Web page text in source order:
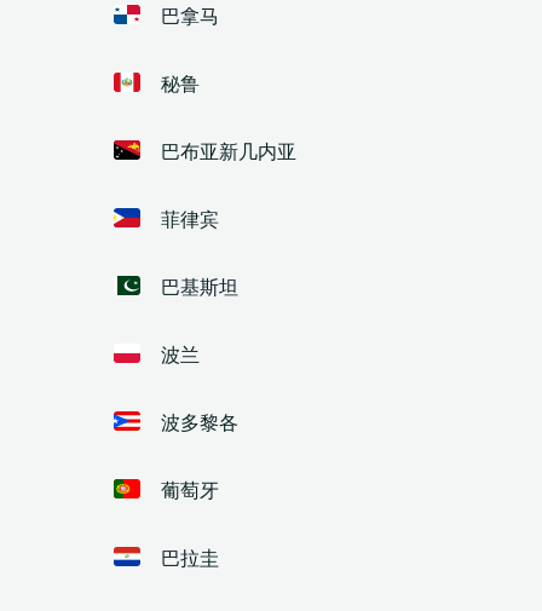
巴拿马
秘鲁
巴布亚新几内亚
菲律宾
巴基斯坦
波兰
波多黎各
葡萄牙
巴拉圭